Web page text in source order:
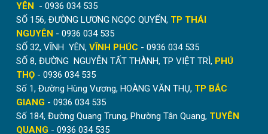
YÊN - 0936 034 535
SỐ 156, ĐƯỜNG LƯƠNG NGỌC QUYẾN, TP THÁI
NGUYÊN - 0936 034 535
SỐ 32, VĨNH YÊN, VĨNH PHÚC - 0936 034 535
SỐ 8, ĐƯỜNG NGUYỄN TẤT THÀNH, TP VIỆT TRÌ, PHÚ
THỌ - 0936 034 535
Số 1, Đường Hùng Vương, HOÀNG VĂN THỤ, TP BẮC
GIANG - 0936 034 535
Số 184, Đường Quang Trung, Phường Tân Quang, TUYÊN
QUANG - 0936 034 535